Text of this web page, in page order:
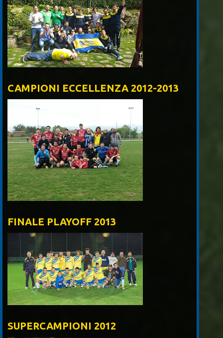
CAMPIONI ECCELLENZA 2012-2013
FINALE PLAYOFF 2013
SUPERCAMPIONI 2012